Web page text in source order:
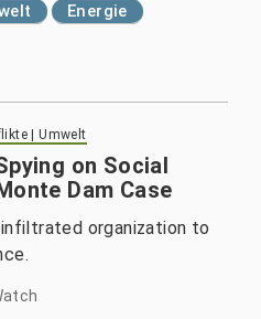
Energie
| Umwelt
on Social
Dam Case
organization to